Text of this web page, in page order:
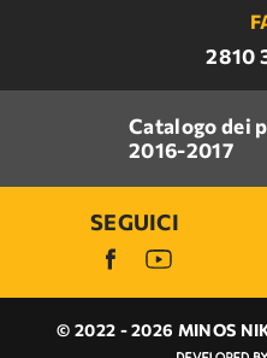
2810
Catalogo dei
2016-2017
SEGUICI
© 2022 - 2026 MINOS